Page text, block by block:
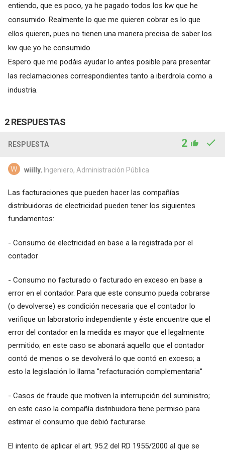
entiendo, que es poco, ya he pagado todos los kw que he
consumido. Realmente lo que me quieren cobrar es lo que
ellos quieren, pues no tienen una manera precisa de saber los
kw que yo he consumido.
Espero que me podáis ayudar lo antes posible para presentar
las reclamaciones correspondientes tanto a iberdrola como a
industria.
2 RESPUESTAS
RESPUESTA 2
wiilly, Ingeniero, Administración Pública
Las facturaciones que pueden hacer las compañías
distribuidoras de electricidad pueden tener los siguientes
fundamentos:
- Consumo de electricidad en base a la registrada por el
contador
- Consumo no facturado o facturado en exceso en base a
error en el contador. Para que este consumo pueda cobrarse
(o devolverse) es condición necesaria que el contador lo
verifique un laboratorio independiente y éste encuentre que el
error del contador en la medida es mayor que el legalmente
permitido; en este caso se abonará aquello que el contador
contó de menos o se devolverá lo que contó en exceso; a
esto la legislación lo llama "refacturación complementaria"
- Casos de fraude que motiven la interrupción del suministro;
en este caso la compañía distribuidora tiene permiso para
estimar el consumo que debió facturarse.
El intento de aplicar el art. 95.2 del RD 1955/2000 al que se